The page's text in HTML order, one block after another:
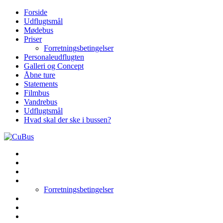
Skip
content
Forside
Udflugtsmål
Mødebus
Priser
Forretningsbetingelser
Personaleudflugten
Galleri og Concept
Åbne ture
Statements
Filmbus
Vandrebus
Udflugtsmål
Hvad skal der ske i bussen?
Forretningsbetingelser